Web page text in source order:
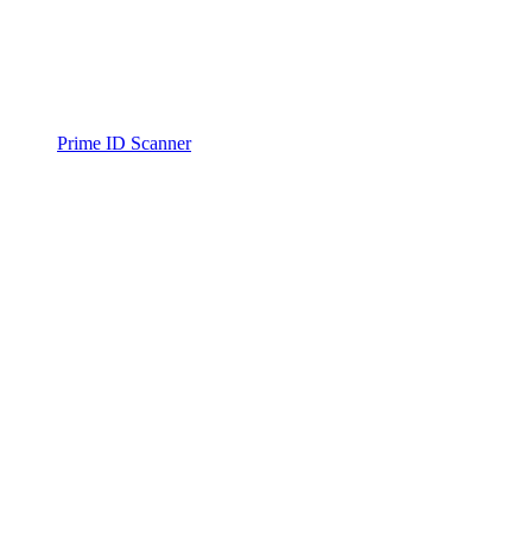
Prime ID Scanner